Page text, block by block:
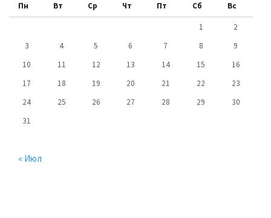
Пн Вт Ср Чт Пт Сб Вс
1
2
3
4 5 6 7 8
9
10
11 12 13 14 15
16
17
18 19 20 21 22
23
24
25 26 27 28 29
30
31
« Июл